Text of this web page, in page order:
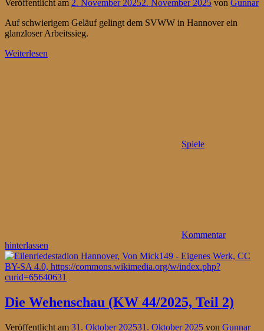
Veröffentlicht am 2. November 20252. November 2025 von Gunnar
Auf schwierigem Geläuf gelingt dem SVWW in Hannover ein
glanzloser Arbeitssieg.
Weiterlesen
Spiele
Kommentar
hinterlassen
Die Wehenschau (KW 44/2025, Teil 2)
Veröffentlicht am 31. Oktober 202531. Oktober 2025 von Gunnar